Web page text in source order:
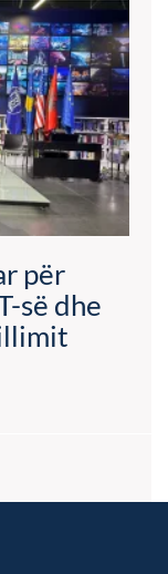
për
së dhe